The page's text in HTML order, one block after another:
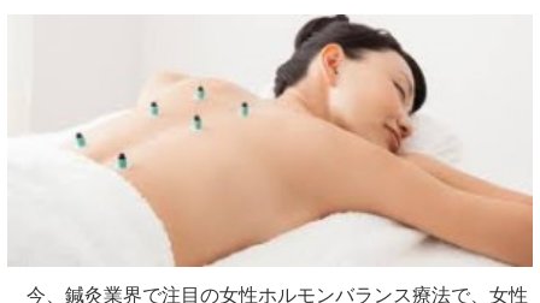
今、鍼灸業界で注目の女性ホルモンバランス療法で、女性